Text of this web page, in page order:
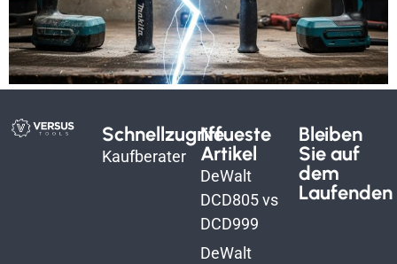
Schnellzugriff
Kaufberater
Neueste
Artikel
DeWalt
DCD805 vs
DCD999
DeWalt
Bleiben
Sie auf
dem
Laufenden